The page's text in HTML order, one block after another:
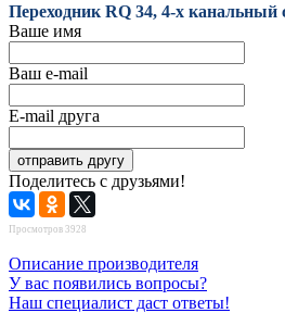
Переходник RQ 34, 4-х
Ваше имя
Ваш e-mail
E-mail друга
Поделитесь с друзьями!
Просмотров 3928
Описание производителя
У вас появились вопросы?
Наш специалист даст ответы!